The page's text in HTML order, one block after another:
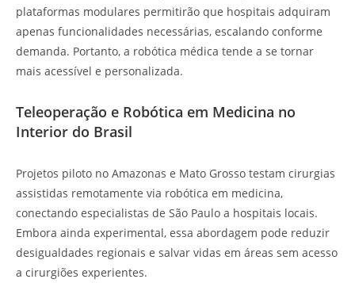
plataformas modulares permitirão que hospitais adquiram
apenas funcionalidades necessárias, escalando conforme
demanda. Portanto, a robótica médica tende a se tornar
mais acessível e personalizada.
Teleoperação e Robótica em Medicina no
Interior do Brasil
Projetos piloto no Amazonas e Mato Grosso testam cirurgias
assistidas remotamente via robótica em medicina,
conectando especialistas de São Paulo a hospitais locais.
Embora ainda experimental, essa abordagem pode reduzir
desigualdades regionais e salvar vidas em áreas sem acesso
a cirurgiões experientes.